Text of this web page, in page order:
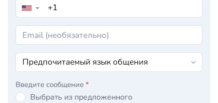
▼
Введите сообщение *
Выбрать из предложенного